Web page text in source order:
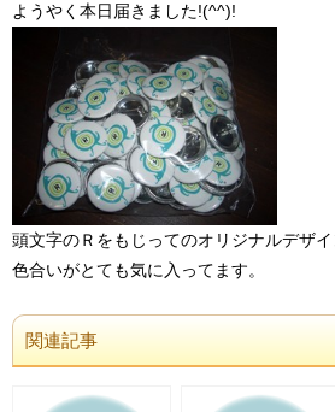
ようやく本日届きました!(^^)!
頭文字のＲをもじってのオリジナルデザイ
色合いがとても気に入ってます。
関連記事